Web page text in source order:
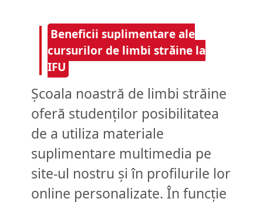
Beneficii suplimentare ale
cursurilor de limbi străine la
IFU
Școala noastră de limbi străine
oferă studenților posibilitatea
de a utiliza materiale
suplimentare multimedia pe
site-ul nostru și în profilurile lor
online personalizate. În funcție